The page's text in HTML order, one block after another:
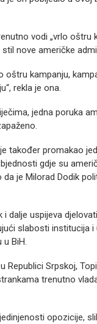
vodi „vrlo oštru
nove američke
oštru kampanju,
rekla je ona.
jedna poruka
također promakao
gdje su
je Milorad Dodik
i dalje uspijeva
slabosti institucija i
BiH.
Republici Srpskoj,
trenutno
opozicije,